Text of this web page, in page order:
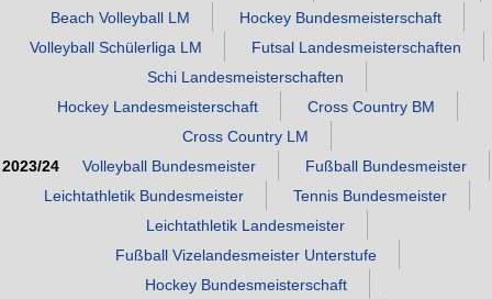
Beach Volleyball LM
Hockey Bundesmeisterschaft
Volleyball Schülerliga LM
Futsal Landesmeisterschaften
Schi Landesmeisterschaften
Hockey Landesmeisterschaft
Cross Country BM
Cross Country LM
2023/24
Volleyball Bundesmeister
Fußball Bundesmeister
Leichtathletik Bundesmeister
Tennis Bundesmeister
Leichtathletik Landesmeister
Fußball Vizelandesmeister Unterstufe
Hockey Bundesmeisterschaft